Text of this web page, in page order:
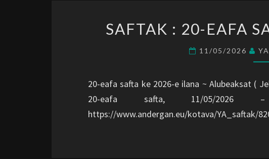
:
SAFTAK : 20-EAFA
11/05/2026 YA
20-eafa safta ke 2026-e ilana ~ Alubeaksat (
20-eafa safta, 11/05/
https://www.andergan.eu/kotava/YA_saftak/